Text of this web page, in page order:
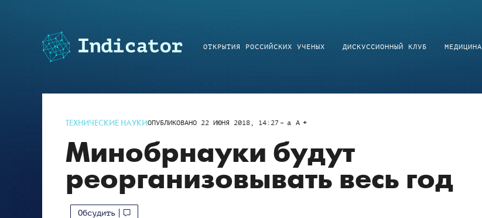
ОТКРЫТИЯ РОССИЙСКИХ УЧЕНЫХ ДИСКУССИОННЫЙ КЛУБ МЕДИЦИНА
ТЕХНИЧЕСКИЕ НАУКИОПУБЛИКОВАНО 22 ИЮНЯ 2018, 14:27 a A
Минобрнауки будут
реорганизовывать весь год
Обсудить